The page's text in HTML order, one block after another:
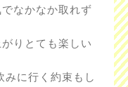
なかなか取れず
りとても楽しい
に行く約束もし